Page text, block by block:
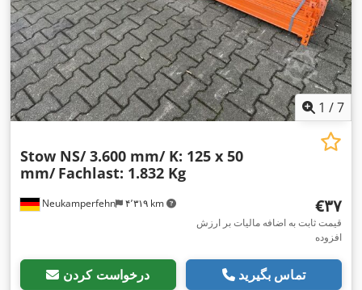
1 /7
Neukamperfehn ۴٬۳۱۹ km
Stow NS/ 3.600 mm/ K: 125 x 50
mm/ Fachlast: 1.832 Kg
‎€۳۷
قیمت ثابت به اضافه مالیات بر ارزش
افزوده
درخواست کردن تماس بگیرید